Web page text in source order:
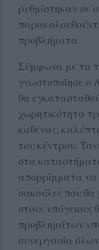
ρυθμίστηκαν σε
προβλήματα.
Σύμφωνα με τα
γνωστοποίησε ο
θα
χωρητικότητα
καθένας,
του κέντρου.
στα
απορρίμματα να
σακούλες που
στους
προβλημάτων
συνεργασία